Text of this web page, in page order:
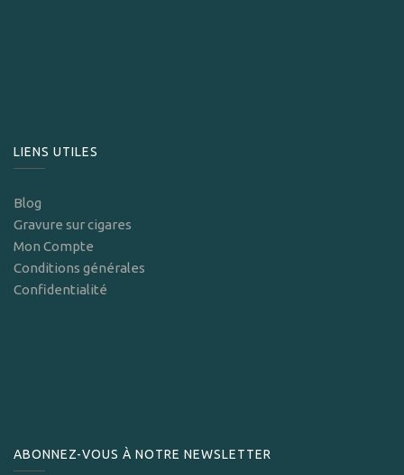
LIENS UTILES
Blog
Gravure sur cigares
Mon Compte
Conditions générales
Confidentialité
ABONNEZ-VOUS À NOTRE NEWSLETTER